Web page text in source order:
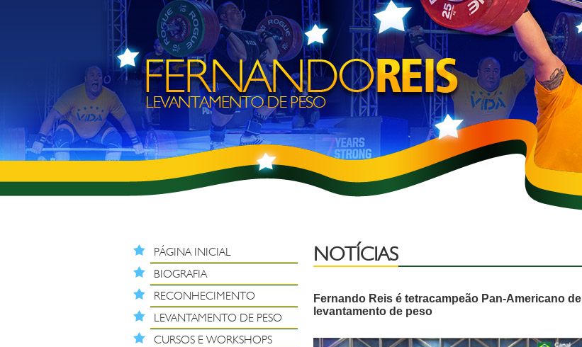
Levantamento
de
Peso
Fernando
Reis
NOTÍCIAS
Fernando Reis é tetracampeão Pan-Americano de
levantamento de peso
PÁGINA INICIAL
BIOGRAFIA
RECONHECIMENTO
LEVANTAMENTO DE PESO
CURSOS E WORKSHOPS